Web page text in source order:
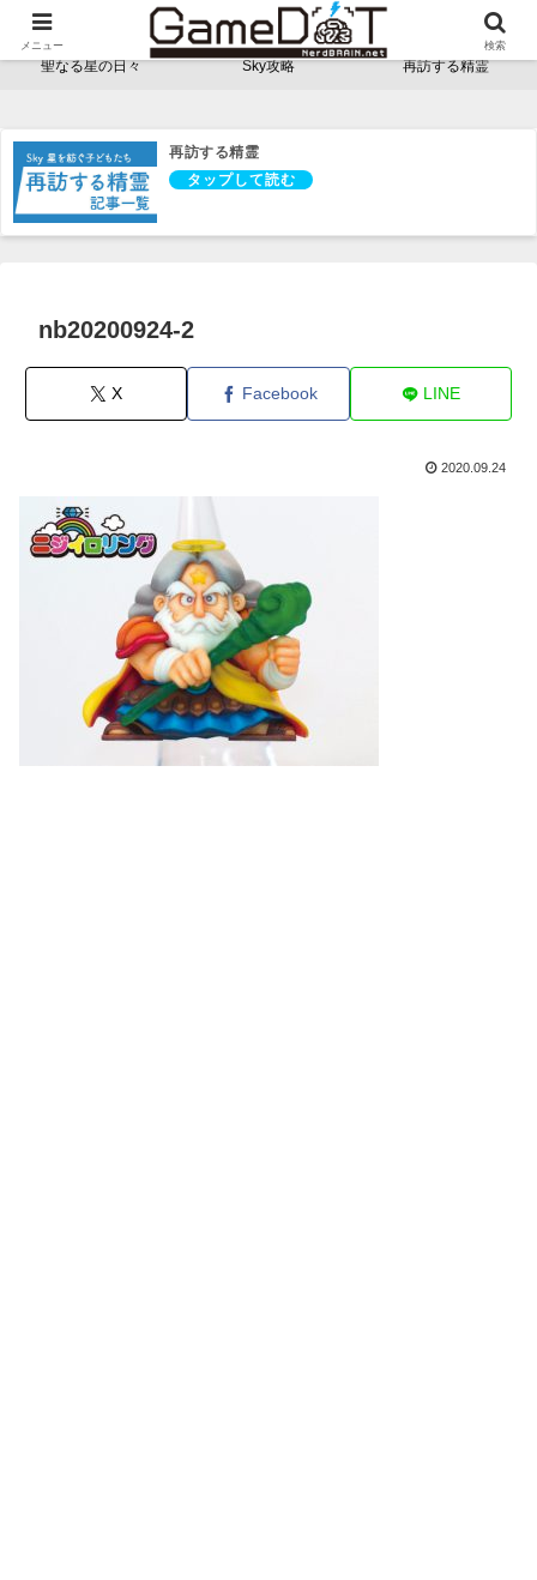
NerdBRAINゲーム支部 - ゲームドット -
聖なる星の日々 Sky攻略 再訪する精霊
再訪する精霊
nb20200924-2
X Facebook LINE
2020.09.24
メニュー 検索